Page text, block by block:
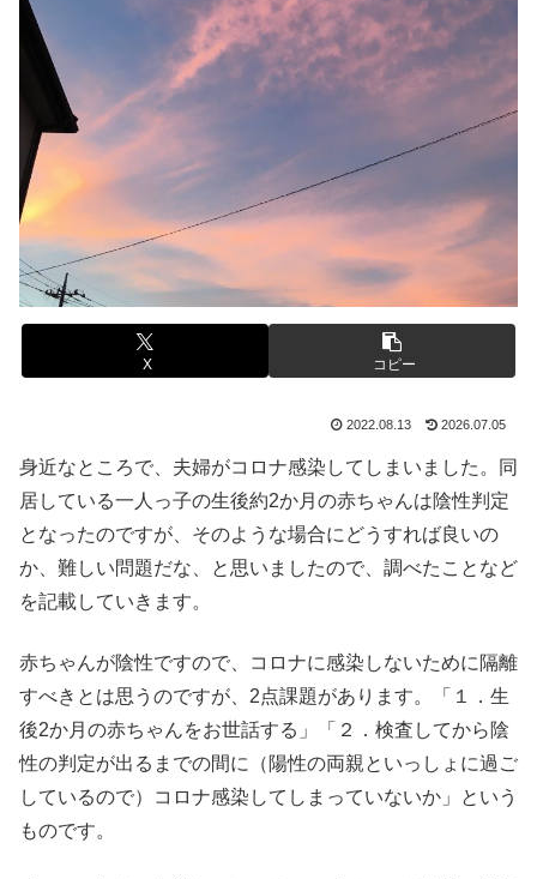
X コピー
2022.08.13 2026.07.05
身近なところで、夫婦がコロナ感染してしまいました。同
居している一人っ子の生後約2か月の赤ちゃんは陰性判定
となったのですが、そのような場合にどうすれば良いの
か、難しい問題だな、と思いましたので、調べたことなど
を記載していきます。
赤ちゃんが陰性ですので、コロナに感染しないために隔離
すべきとは思うのですが、2点課題があります。「１．生
後2か月の赤ちゃんをお世話する」「２．検査してから陰
性の判定が出るまでの間に（陽性の両親といっしょに過ご
しているので）コロナ感染してしまっていないか」という
ものです。